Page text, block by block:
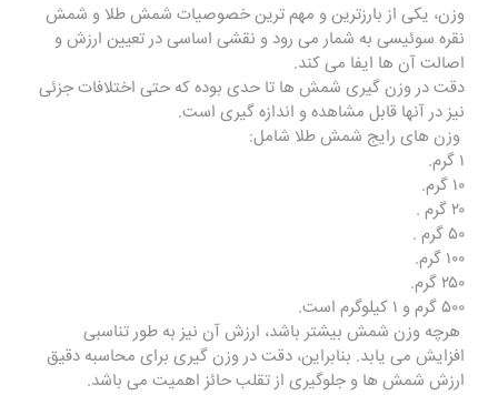
وزن، یکی از بارزترین و مهم‌ ترین خصوصیات شمش طلا و شمش
نقره سوئیسی به شمار می ‌رود و نقشی اساسی در تعیین ارزش و
اصالت آن‌ ها ایفا می‌ کند.
دقت در وزن ‌گیری شمش ‌ها تا حدی بوده که حتی اختلافات جزئی
نیز در آنها قابل ‌مشاهده و اندازه‌ گیری است.
وزن ‌های رایج شمش طلا شامل:
۱ گرم.
۱۰ گرم.
۲۰ گرم .
۵۰ گرم .
۱۰۰ گرم.
۲۵۰ گرم.
۵۰۰ گرم و ۱ کیلوگرم است.
هرچه وزن شمش بیشتر باشد، ارزش آن نیز به ‌طور تناسبی
افزایش می‌ یابد. بنابراین، دقت در وزن ‌گیری برای محاسبه دقیق
ارزش شمش ‌ها و جلوگیری از تقلب حائز اهمیت می باشد.